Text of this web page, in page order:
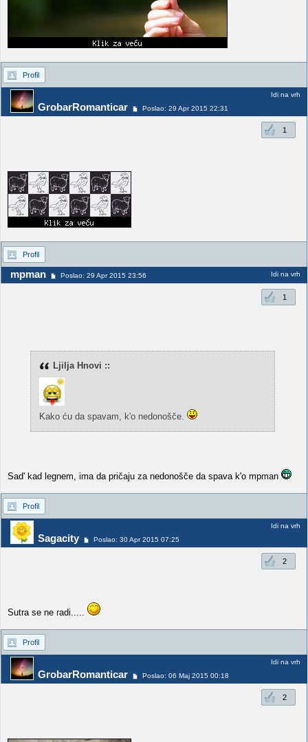
Profil
GrobarRomanticar Poslao: 29 Apr 2015 22:31
Idi na vrh
1
Profil
mpman Poslao: 29 Apr 2015 23:56 Idi na vrh
1
Ljilja Hnovi ::
Kako ću da spavam, k'o nedonošče.
Sad' kad legnem, ima da pričaju za nedonošče da spava k'o mpman
Profil
Sagacity Poslao: 30 Apr 2015 07:25
Idi na vrh
2
Sutra se ne radi.....
Profil
GrobarRomanticar Poslao: 06 Maj 2015 00:18
Idi na vrh
2